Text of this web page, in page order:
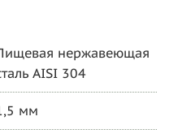
нержавеющая
AISI 304
мм